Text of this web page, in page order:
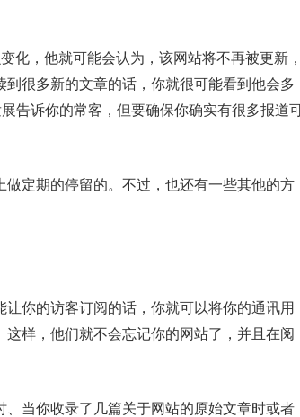
化，他就可能会认为，该网站将不再被更新
很多新的文章的话，你就很可能看到他会多
告诉你的常客，但要确保你确实有很多报道
定期的停留的。不过，也还有一些其他的方
你的访客订阅的话，你就可以将你的通讯用
样，他们就不会忘记你的网站了，并且在阅
当你收录了几篇关于网站的原始文章时或者